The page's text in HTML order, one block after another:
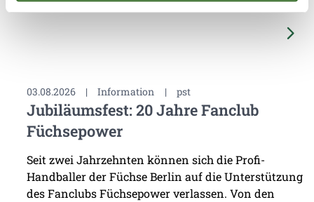
03.08.2026 | Information | pst
Jubiläumsfest: 20 Jahre Fanclub
Füchsepower
Seit zwei Jahrzehnten können sich die Profi-
Handballer der Füchse Berlin auf die Unterstützung
des Fanclubs Füchsepower verlassen. Von den